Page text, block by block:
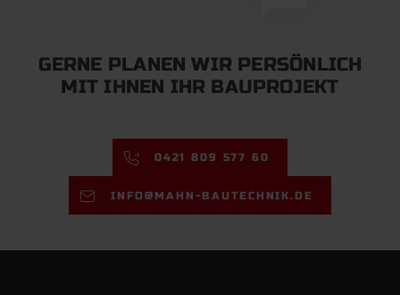
GERNE PLANEN WIR PERSÖNLICH
MIT IHNEN IHR BAUPROJEKT
0421 809 577 60
INFO@MAHN-BAUTECHNIK.DE